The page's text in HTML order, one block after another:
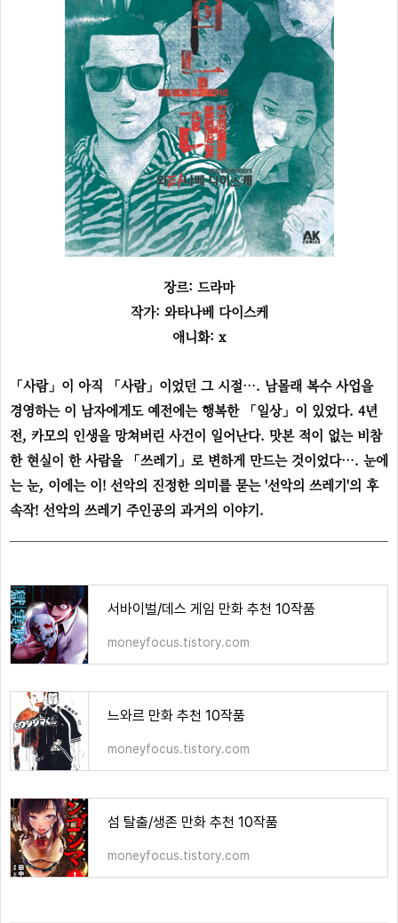
장르: 드라마
작가: 와타나베 다이스케
애니화: x
「사람」이 아직 「사람」이었던 그 시절…. 남몰래 복수 사업을
경영하는 이 남자에게도 예전에는 행복한 「일상」이 있었다. 4년
전, 카모의 인생을 망쳐버린 사건이 일어난다. 맛본 적이 없는 비참
한 현실이 한 사람을 「쓰레기」로 변하게 만드는 것이었다…. 눈에
는 눈, 이에는 이! 선악의 진정한 의미를 묻는 '선악의 쓰레기'의 후
속작! 선악의 쓰레기 주인공의 과거의 이야기.
서바이벌/데스 게임 만화 추천 10작품
moneyfocus.tistory.com
느와르 만화 추천 10작품
moneyfocus.tistory.com
섬 탈출/생존 만화 추천 10작품
moneyfocus.tistory.com